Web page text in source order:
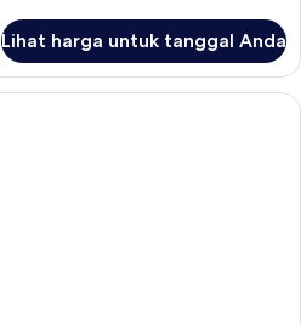
Lihat harga untuk tanggal Anda
Suite Junior | Minibar, meja kerja,